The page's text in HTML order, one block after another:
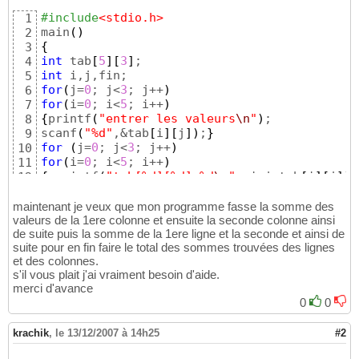
1
2
3
4
5
6
7
8
9
10
11
12
14
#include<stdio.h>
main ( )
{
int tab [5] [3]
int
for( j=0 ; j<3 ; j++)
for(i=0 ; i<5 ; i++)
{printf ( "entrer les valeurs\n" ) ;
scanf ( "%d" ,&tab [i] [ j ] ) ; }
for
( j=0 ; j<3 ; j++)
for(i=0 ; i<5 ; i++)
{ printf ( "tab[%d][%d]=%d\n " , i,j,tab [ i ] [ j ] )
}
maintenant je veux que mon programme fasse la somme des
valeurs de la 1ere colonne et ensuite la seconde colonne ainsi
de suite puis la somme de la 1ere ligne et la seconde et ainsi de
suite pour en fin faire le total des sommes trouvées des lignes
et des colonnes.
s'il vous plait j'ai vraiment besoin d'aide.
merci d'avance
0
0
krachik, le 13/12/2007 à 14h25 #2